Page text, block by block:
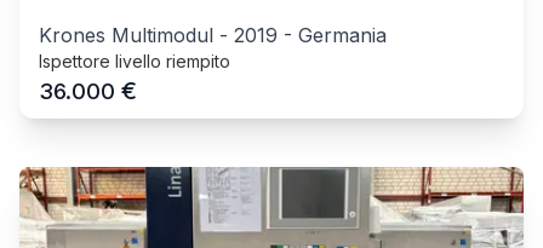
Krones Multimodul - 2019 - Germania
Ispettore livello riempito
36.000 €